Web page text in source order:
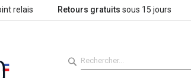
relais Retours gratuits sous 15 jours